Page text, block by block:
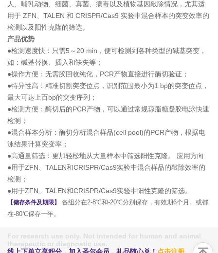
人、哺乳动物、细菌、真菌、病毒以及植物基因敲除情况，尤其适
用于 ZFN、TALEN 和 CRISPR/Cas9 实验中混合样本的突变效率的
检测以及阳性克隆的筛选。
产品优势
●检测速度快：只需5～20 min，便可检测到各种类型的碱基突变，
如：碱基替换、插入和缺失等；
●操作方便：无需胶回收纯化，PCR产物直接进行酶切验证；
●特异性高：精准切割突变位点，识别范围最小为1 bp的突变位点，
最大可达上百bp的突变序列；
●检测方便：酶切后的PCR产物，可以通过常规琼脂糖凝胶电泳快速
检测；
●混合样本分析：酶切分析混合样品(cell pool)的PCR产物，根据电
泳结果计算突变率；
●高通量筛选：更加轻松地从大量样本中筛选阳性克隆。 应用方向
●用于ZFN、TALEN和CRISPR/Cas9实验中混合样品的敲除效率的
检测；
●用于ZFN、TALEN和CRISPR/Cas9实验中阳性克隆的筛选。
【储存条件及期限】
各组分在2-8℃和-20℃分别保存，有效期6个月。或都
在-80℃保存一年。
For research use only. Not intended for human and animal
therapeutic or diagnostic use.